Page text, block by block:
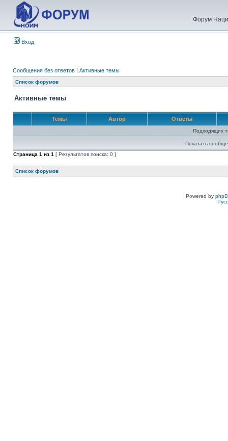
Форум
Вход
Сообщения без ответов | Активные темы
Список форумов
Активные темы
Темы Автор Ответы
Подходящих
Показать
Страница 1 из 1 [ Результатов поиска: 0 ]
Список форумов
Powered by